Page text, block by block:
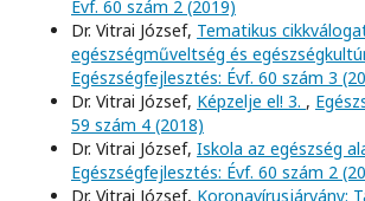
Évf. 60 szám 2 (2019)
Dr. Vitrai József, Tematikus
egészségműveltség és
Egészségfejlesztés: Évf. 60 szám 3
Dr. Vitrai József, Képzelje el! 3. ,
59 szám 4 (2018)
Dr. Vitrai József, Iskola az egészség
Egészségfejlesztés: Évf. 60 szám 2
Dr. Vitrai József, Koronavírusjárvány: